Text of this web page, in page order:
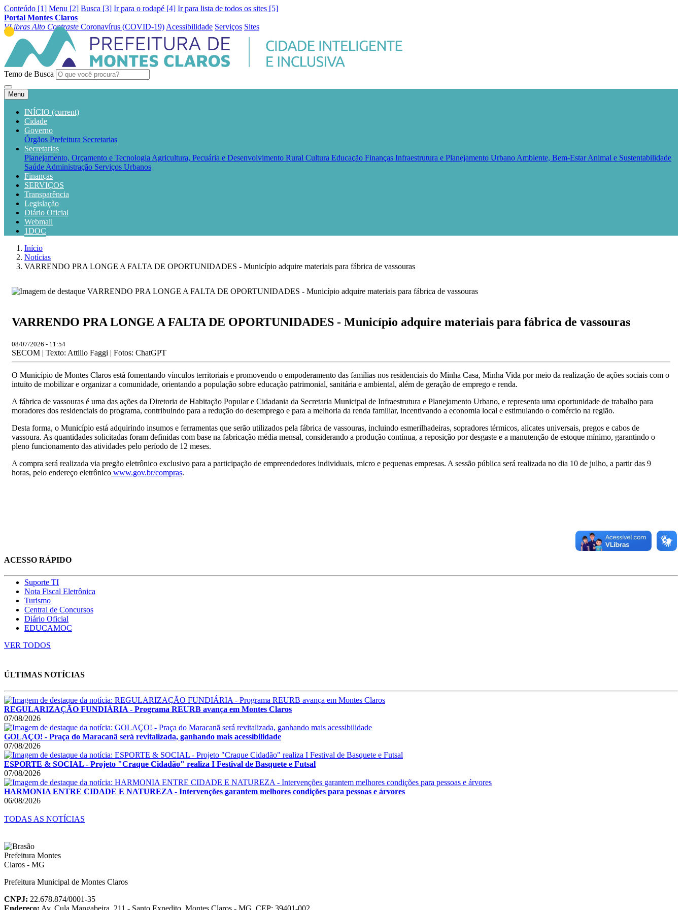
Conteúdo [1] Menu [2] Busca [3] Ir para o rodapé [4] Ir para lista de todos os sites [5]
Portal Montes Claros
VLibras Alto Contraste Coronavírus (COVID-19) Acessibilidade Serviços Sites
Temo de Busca
Menu
INÍCIO (current)
Cidade
Governo
Órgãos Prefeitura Secretarias
Secretarias
Planejamento, Orçamento e Tecnologia Agricultura, Pecuária e Desenvolvimento Rural Cultura Educação Finanças Infraestrutura e Planejamento Urbano Ambiente, Bem-Estar Animal e Sustentabilidade
Saúde Administração Serviços Urbanos
Finanças
SERVIÇOS
Transparência
Legislação
Diário Oficial
Webmail
1DOC
Início
Notícias
VARRENDO PRA LONGE A FALTA DE OPORTUNIDADES - Município adquire materiais para fábrica de vassouras
VARRENDO PRA LONGE A FALTA DE OPORTUNIDADES - Município adquire materiais para fábrica de vassouras
08/07/2026 - 11:54
SECOM | Texto: Attilio Faggi | Fotos: ChatGPT
O Município de Montes Claros está fomentando vínculos territoriais e promovendo o empoderamento das famílias nos residenciais do Minha Casa, Minha Vida por meio da realização de ações sociais com o
intuito de mobilizar e organizar a comunidade, orientando a população sobre educação patrimonial, sanitária e ambiental, além de geração de emprego e renda.
A fábrica de vassouras é uma das ações da Diretoria de Habitação Popular e Cidadania da Secretaria Municipal de Infraestrutura e Planejamento Urbano, e representa uma oportunidade de trabalho para
moradores dos residenciais do programa, contribuindo para a redução do desemprego e para a melhoria da renda familiar, incentivando a economia local e estimulando o comércio na região.
Desta forma, o Município está adquirindo insumos e ferramentas que serão utilizados pela fábrica de vassouras, incluindo esmerilhadeiras, sopradores térmicos, alicates universais, pregos e cabos de
vassoura. As quantidades solicitadas foram definidas com base na fabricação média mensal, considerando a produção contínua, a reposição por desgaste e a manutenção de estoque mínimo, garantindo o
pleno funcionamento das atividades pelo período de 12 meses.
A compra será realizada via pregão eletrônico exclusivo para a participação de empreendedores individuais, micro e pequenas empresas. A sessão pública será realizada no dia 10 de julho, a partir das 9
horas, pelo endereço eletrônico www.gov.br/compras.
ACESSO RÁPIDO
Suporte TI
Nota Fiscal Eletrônica
Turismo
Central de Concursos
Diário Oficial
EDUCAMOC
VER TODOS
ÚLTIMAS NOTÍCIAS
REGULARIZAÇÃO FUNDIÁRIA - Programa REURB avança em Montes Claros
07/08/2026
GOLAÇO! - Praça do Maracanã será revitalizada, ganhando mais acessibilidade
07/08/2026
ESPORTE & SOCIAL - Projeto "Craque Cidadão" realiza I Festival de Basquete e Futsal
07/08/2026
HARMONIA ENTRE CIDADE E NATUREZA - Intervenções garantem melhores condições para pessoas e árvores
06/08/2026
TODAS AS NOTÍCIAS
Prefeitura Municipal de Montes Claros
CNPJ: 22.678.874/0001-35
Endereço: Av. Cula Mangabeira, 211 - Santo Expedito, Montes Claros - MG, CEP: 39401-002